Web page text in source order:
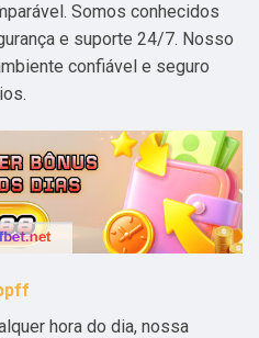
Somos conhecidos
e suporte 24/7. Nosso
confiável e seguro
hora do dia, nossa